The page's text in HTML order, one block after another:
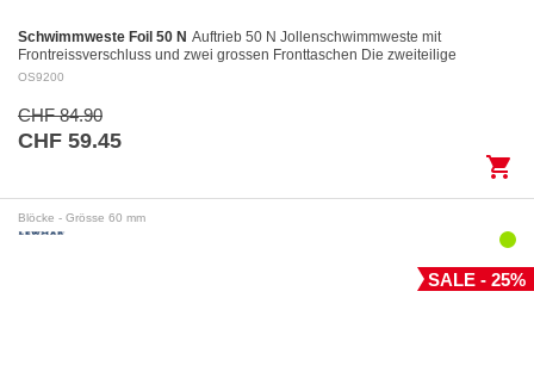
Schwimmweste Foil 50 N Auftrieb 50 N Jollenschwimmweste mit
Frontreissverschluss und zwei grossen Fronttaschen Die zweiteilige
Konstruktion des Rückenteils garantiert…
OS9200
CHF 84.90
CHF 59.45
shopping_cart
Blöcke - Grösse 60 mm
SALE - 25%